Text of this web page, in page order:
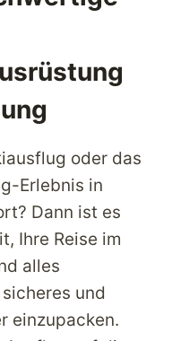
oder das
Erlebnis in
Dann ist es
Ihre Reise im
alles
und
einzupacken.